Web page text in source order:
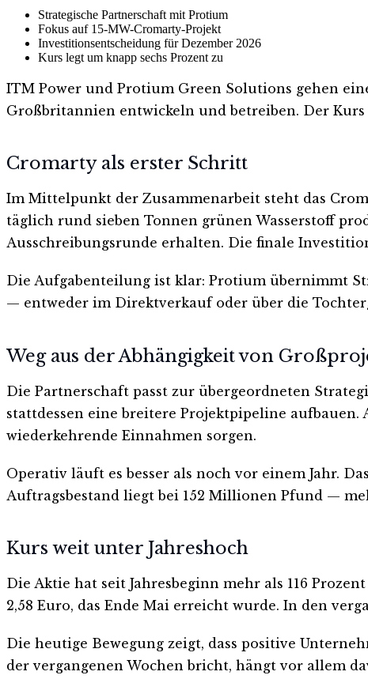
Strategische Partnerschaft mit Protium
Fokus auf 15-MW-Cromarty-Projekt
Investitionsentscheidung für Dezember 2026
Kurs legt um knapp sechs Prozent zu
ITM Power und Protium Green Solutions gehen
Großbritannien entwickeln und betreiben. Der Kurs
Cromarty als erster Schritt
Im Mittelpunkt der Zusammenarbeit steht das
täglich rund sieben Tonnen grünen Wasserstoff
Ausschreibungsrunde erhalten. Die finale
Die Aufgabenteilung ist klar: Protium übernimmt
— entweder im Direktverkauf oder über die
Weg aus der Abhängigkeit von
Die Partnerschaft passt zur übergeordneten
stattdessen eine breitere Projektpipeline
wiederkehrende Einnahmen sorgen.
Operativ läuft es besser als noch vor einem Jahr.
Auftragsbestand liegt bei 152 Millionen Pfund —
Kurs weit unter Jahreshoch
Die Aktie hat seit Jahresbeginn mehr als 116
2,58 Euro, das Ende Mai erreicht wurde. In den
Die heutige Bewegung zeigt, dass positive
der vergangenen Wochen bricht, hängt vor allem